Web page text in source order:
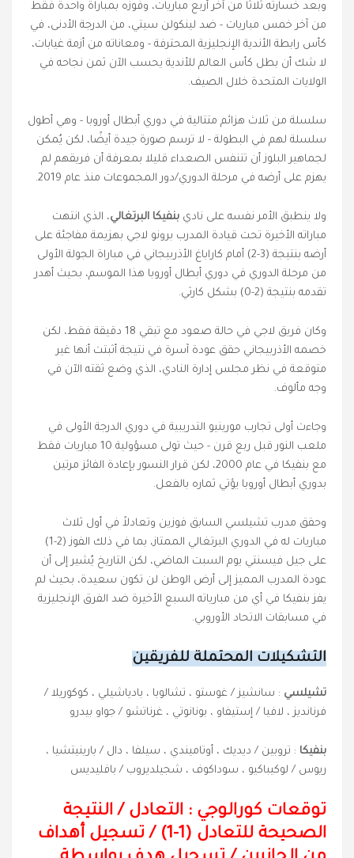
وبعد خسارته ثلاثا من آخر أربع مباريات، وفوزه بمباراة واحدة فقط
من آخر خمس مباريات - ضد لينكولن سيتي، من الدرجة الأدنى، في
كأس رابطة الأندية الإنجليزية المحترفة - ومعاناته من أزمة غيابات،
لا شك أن بطل كأس العالم للأندية يحسب الآن ثمن نجاحه في
الولايات المتحدة خلال الصيف.
سلسلة من ثلاث هزائم متتالية في دوري أبطال أوروبا - وهي أطول
سلسلة لهم في البطولة - لا ترسم صورة جيدة أيضًا، لكن يُمكن
لجماهير البلوز أن تتنفس الصعداء قليلا بمعرفة أن فريقهم لم
يهزم على أرضه في مرحلة الدوري/دور المجموعات منذ عام 2019.
ولا ينطبق الأمر نفسه على نادي بنفيكا البرتغالي، الذي انتهت
مباراته الأخيرة تحت قيادة المدرب برونو لاجي بهزيمة مفاجئة على
أرضه بنتيجة (3-2) أمام كاراباغ الأذربيجاني في مباراة الجولة الأولى
من مرحلة الدوري في دوري أبطال أوروبا هذا الموسم، بحيث أهدر
تقدمه بنتيجة (2-0) بشكل كارثي.
وكان فريق لاجي في حالة صعود مع تبقي 18 دقيقة فقط، لكن
خصمه الأذربيجاني حقق عودة آسرة في نتيجة أثبتت أنها غير
متوقعة في نظر مجلس إدارة النادي، الذي وضع ثقته الآن في
وجه مألوف.
وجاءت أولى تجارب مورينيو التدريبية في دوري الدرجة الأولى في
ملعب النور قبل ربع قرن - حيث تولى مسؤولية 10 مباريات فقط
مع بنفيكا في عام 2000، لكن قرار النسور بإعادة الفائز مرتين
بدوري أبطال أوروبا يؤتي ثماره بالفعل.
وحقق مدرب تشيلسي السابق فوزين وتعادلاً في أول ثلاث
مباريات له في الدوري البرتغالي الممتاز، بما في ذلك الفوز (2-1)
على جيل فيسنتي يوم السبت الماضي، لكن التاريخ يُشير إلى أن
عودة المدرب المميز إلى أرض الوطن لن تكون سعيدة، بحيث لم
يفز بنفيكا في أي من مبارياته السبع الأخيرة ضد الفرق الإنجليزية
في مسابقات الاتحاد الأوروبي.
التشكيلات المحتملة للفريقين
تشيلسي : سانشيز / غوستو ، تشالوبا ، بادياشيلي ، كوكوريلا /
فرنانديز ، لافيا / إستيفاو ، بونانوتي ، غرناتشو / جواو بيدرو
بنفيكا : تروبين / ديديك ، أوتاميندي ، سيلفا ، دال / بارينيتشيا ،
ريوس / لوكيباكيو ، سوداكوف ، شجيلديروب / بافليديس
توقعات كورالوجي : التعادل /النتيجة
الصحيحة للتعادل (1-1) / تسجيل أهداف